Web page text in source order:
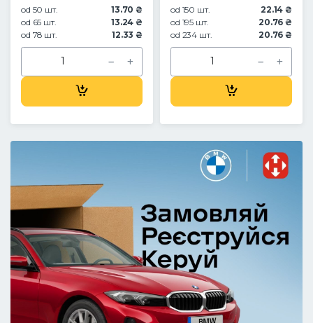
od 50 шт.
13.70 ₴
od 65 шт.
13.24 ₴
od 78 шт.
12.33 ₴
od 150 шт.
22.14 ₴
od 195 шт.
20.76 ₴
od 234 шт.
20.76 ₴